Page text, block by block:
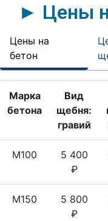
► Цены
Цены на
бетон
Марка
бетона
Вид
щебня:
гравий
М100
5 400
₽
М150
5 800
₽